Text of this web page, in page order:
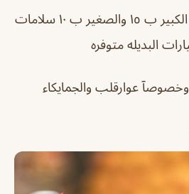
رفع الاسعار الان الكوب الكبير ب ١٥ والصغير ب ١٠ سلامات
البديله متوفره
عوارقلب والجمايكاء